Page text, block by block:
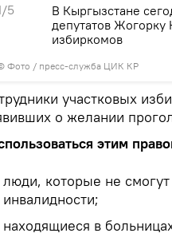
/5
Фото / пресс-служба ЦИК КР
В Кыргызстане
депутатов
избиркомов
участковых
о желании
этим
люди, которые не
инвалидности;
находящиеся в